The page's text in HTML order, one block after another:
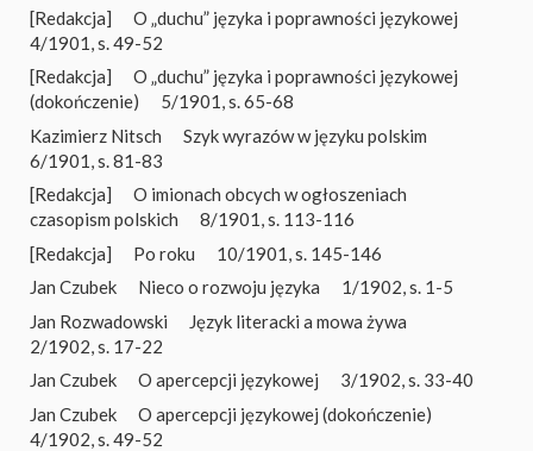
[Redakcja]
O „duchu” języka i poprawności językowej
4/1901, s. 49-52
[Redakcja]
O „duchu” języka i poprawności językowej
(dokończenie)
5/1901, s. 65-68
Kazimierz Nitsch
Szyk wyrazów w języku polskim
6/1901, s. 81-83
[Redakcja]
O imionach obcych w ogłoszeniach
czasopism polskich
8/1901, s. 113-116
[Redakcja]
Po roku
10/1901, s. 145-146
Jan Czubek
Nieco o rozwoju języka
1/1902, s. 1-5
Jan Rozwadowski
Język literacki a mowa żywa
2/1902, s. 17-22
Jan Czubek
O apercepcji językowej
3/1902, s. 33-40
Jan Czubek
O apercepcji językowej (dokończenie)
4/1902, s. 49-52